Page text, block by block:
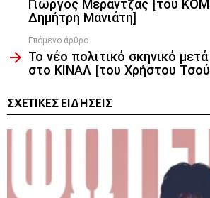
Γιώργος Μεράντζας [του
Δημήτρη Μανιάτη]
Επόμενο άρθρο
Το νέο πολιτικό σκηνικό
στο ΚΙΝΑΛ [του Χρήστου
ΣΧΕΤΙΚΈΣ ΕΙΔΉΣΕΙΣ